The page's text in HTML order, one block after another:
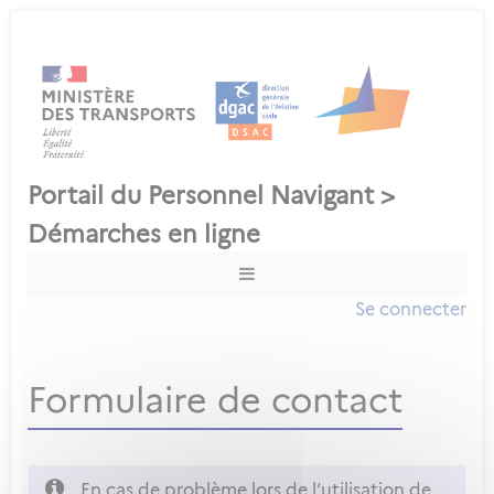
Se connecter
Formulaire de contact